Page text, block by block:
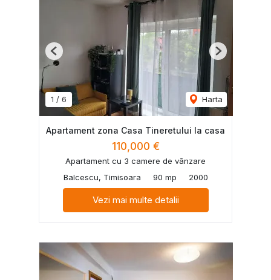
1 / 6 Harta
Previous Next
Apartament zona Casa Tineretului la casa
110,000 €
Apartament cu 3 camere de vânzare
Balcescu, Timisoara
90 mp 2000
Vezi mai multe detalii